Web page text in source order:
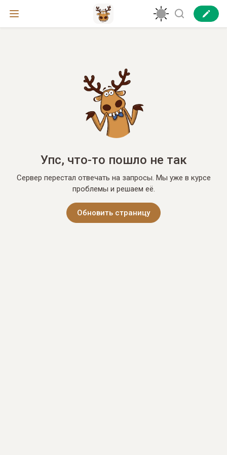
Упс, что-то пошло не так
Сервер перестал отвечать на запросы. Мы уже в курсе
проблемы и решаем её.
Обновить страницу